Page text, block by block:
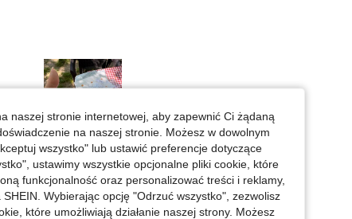
Pomocny (0)
naszej stronie internetowej, aby zapewnić Ci żądaną
na naszej stronie. Możesz w dowolnym
wszystko" lub ustawić preferencje dotyczące
ustawimy wszystkie opcjonalne pliki cookie, które
funkcjonalność oraz personalizować treści i reklamy,
Wybierając opcję "Odrzuć wszystko", zezwolisz
które umożliwiają działanie naszej strony. Możesz